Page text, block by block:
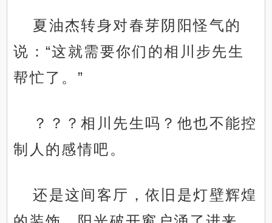
夏油杰转身对春芽阴阳怪气的
说：“这就需要你们的相川步先生
帮忙了。”
？？？相川先生吗？他也不能控
制人的感情吧。
还是这间客厅，依旧是灯壁辉煌